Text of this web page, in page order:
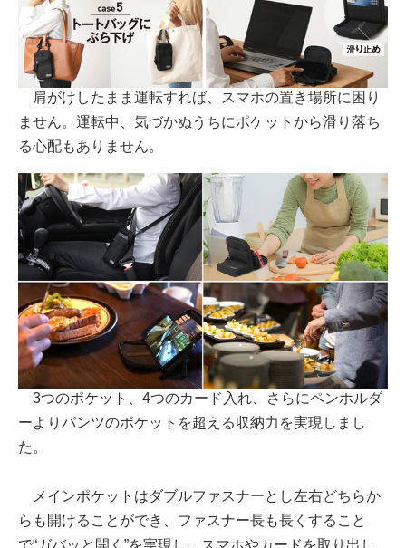
肩がけしたまま運転すれば、スマホの置き場所に困り
ません。運転中、気づかぬうちにポケットから滑り落ち
る心配もありません。
3つのポケット、4つのカード入れ、さらにペンホルダ
ーよりパンツのポケットを超える収納力を実現しまし
た。
メインポケットはダブルファスナーとし左右どちらか
らも開けることができ、ファスナー長も長くすること